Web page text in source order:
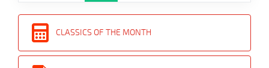
CLASSICS OF THE MONTH